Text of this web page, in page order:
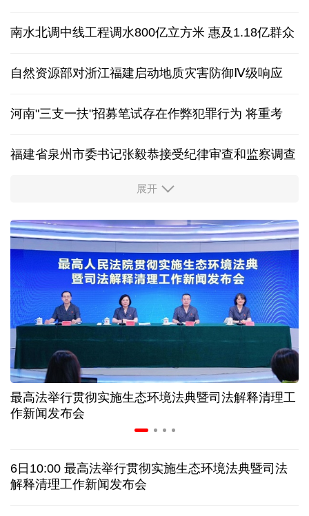
南水北调中线工程调水800亿立方米 惠及1.18亿群众
自然资源部对浙江福建启动地质灾害防御Ⅳ级响应
河南"三支一扶"招募笔试存在作弊犯罪行为 将重考
福建省泉州市委书记张毅恭接受纪律审查和监察调查
东航：国内客票提前14天免费退改
近346亿元 广东电网交出上半年投资建设亮眼答卷
31省份上半年外贸成绩单出炉 见证产业提质跃迁
比一张A4纸还要薄！我国高端钢材迎来密集突破
让药品更好触达患者 多款新药选择网络平台首发
7月份中国仓储指数保持扩张 行业运行韧性较强
乌总统呼吁向乌提供更多导弹 特朗普：我们也想要
展开
最高法举行贯彻实施生态环境法典暨司法解释清理工
作新闻发布会
6日10:00 最高法举行贯彻实施生态环境法典暨司法
解释清理工作新闻发布会